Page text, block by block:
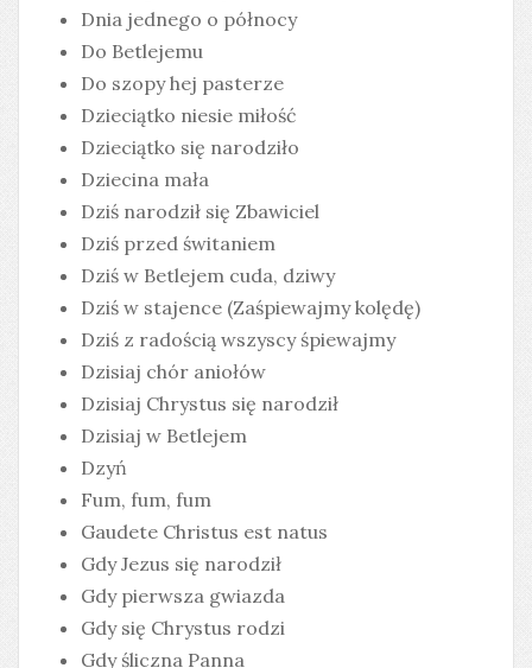
Dnia jednego o północy
Do Betlejemu
Do szopy hej pasterze
Dzieciątko niesie miłość
Dzieciątko się narodziło
Dziecina mała
Dziś narodził się Zbawiciel
Dziś przed świtaniem
Dziś w Betlejem cuda, dziwy
Dziś w stajence (Zaśpiewajmy kolędę)
Dziś z radością wszyscy śpiewajmy
Dzisiaj chór aniołów
Dzisiaj Chrystus się narodził
Dzisiaj w Betlejem
Dzyń
Fum, fum, fum
Gaudete Christus est natus
Gdy Jezus się narodził
Gdy pierwsza gwiazda
Gdy się Chrystus rodzi
Gdy śliczna Panna